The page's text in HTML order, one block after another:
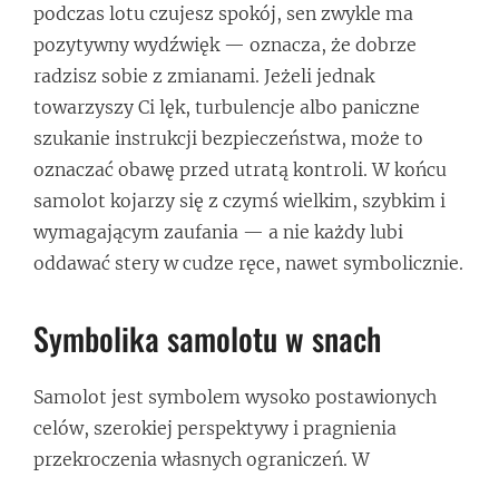
podczas lotu czujesz spokój, sen zwykle ma
pozytywny wydźwięk — oznacza, że dobrze
radzisz sobie z zmianami. Jeżeli jednak
towarzyszy Ci lęk, turbulencje albo paniczne
szukanie instrukcji bezpieczeństwa, może to
oznaczać obawę przed utratą kontroli. W końcu
samolot kojarzy się z czymś wielkim, szybkim i
wymagającym zaufania — a nie każdy lubi
oddawać stery w cudze ręce, nawet symbolicznie.
Symbolika samolotu w snach
Samolot jest symbolem wysoko postawionych
celów, szerokiej perspektywy i pragnienia
przekroczenia własnych ograniczeń. W